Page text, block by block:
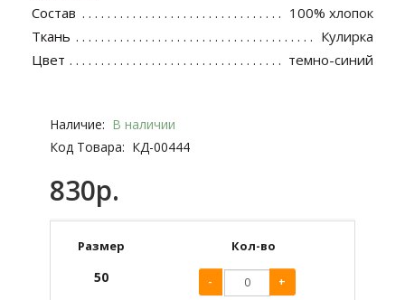
Состав
100% хлопок
Ткань
Кулирка
Цвет
темно-синий
Наличие: В наличии
Код Товара: КД-00444
830р.
Размер Кол-во
50 - +